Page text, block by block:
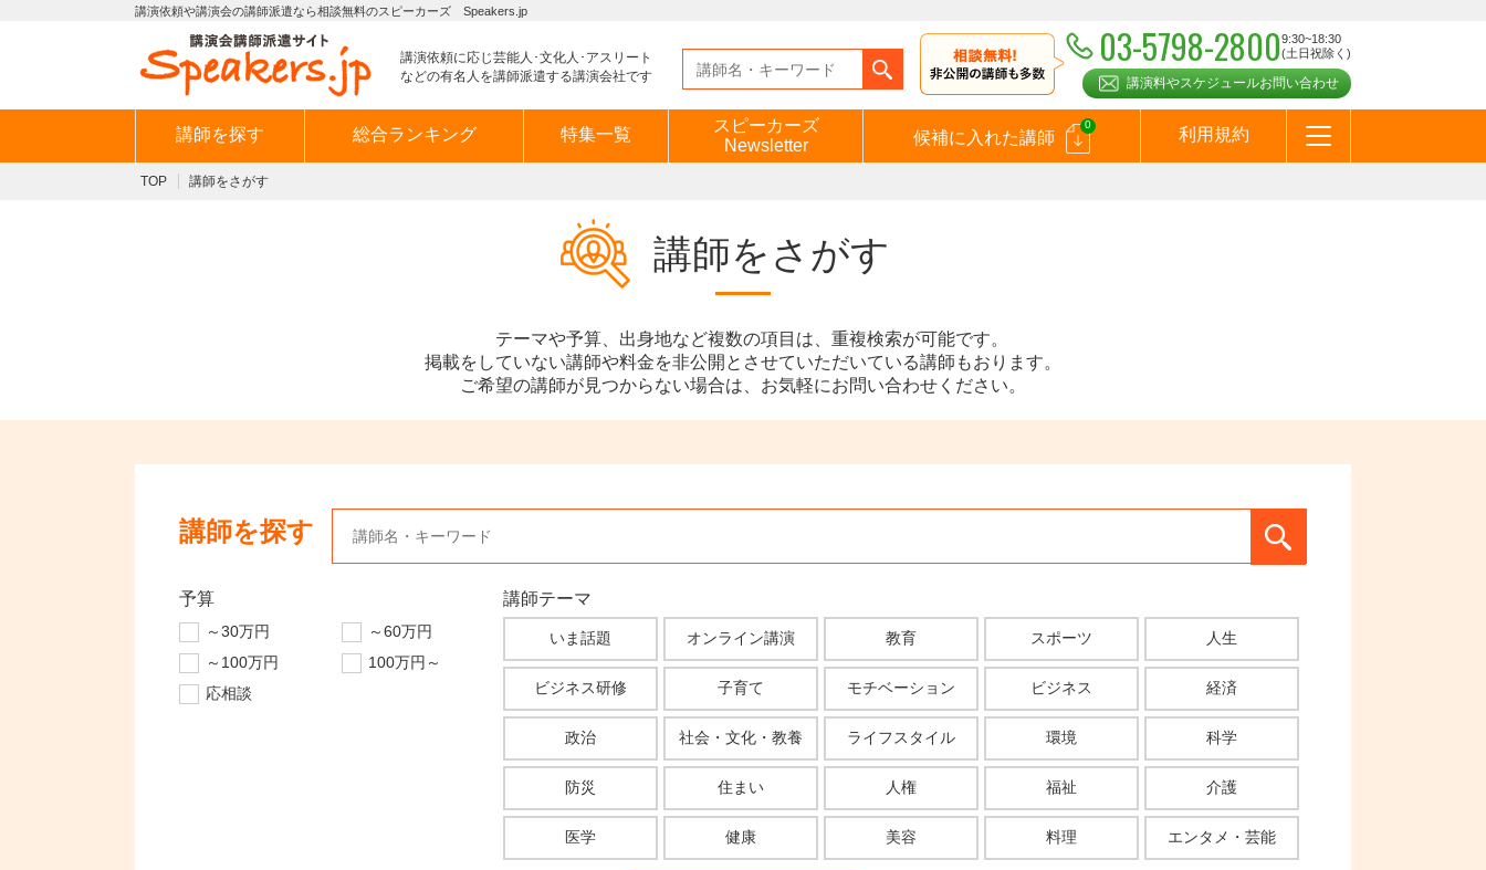
講演依頼や講演会の講師派遣なら相談無料のスピーカーズ Speakers.jp
講演依頼に応じ芸能人･文化人･アスリート
などの有名人を講師派遣する講演会社です
03-5798-28009:30~18:30
(土日祝除く)
講演料やスケジュールお問い合わせ
講師を探す 総合ランキング 特集一覧
スピーカーズ
Newsletter
候補に入れた講師
0
利用規約
TOP 講師をさがす
講師をさがす
テーマや予算、出身地など複数の項目は、重複検索が可能です。
掲載をしていない講師や料金を非公開とさせていただいている講師もおります。
ご希望の講師が見つからない場合は、お気軽にお問い合わせください。
講師を探す
予算
～30万円
～60万円
～100万円
100万円～
応相談
講師テーマ
いま話題 オンライン講演 教育 スポーツ 人生
ビジネス研修 子育て モチベーション ビジネス 経済
政治 社会・文化・教養 ライフスタイル 環境 科学
防災 住まい 人権 福祉 介護
医学 健康 美容 料理 エンタメ・芸能